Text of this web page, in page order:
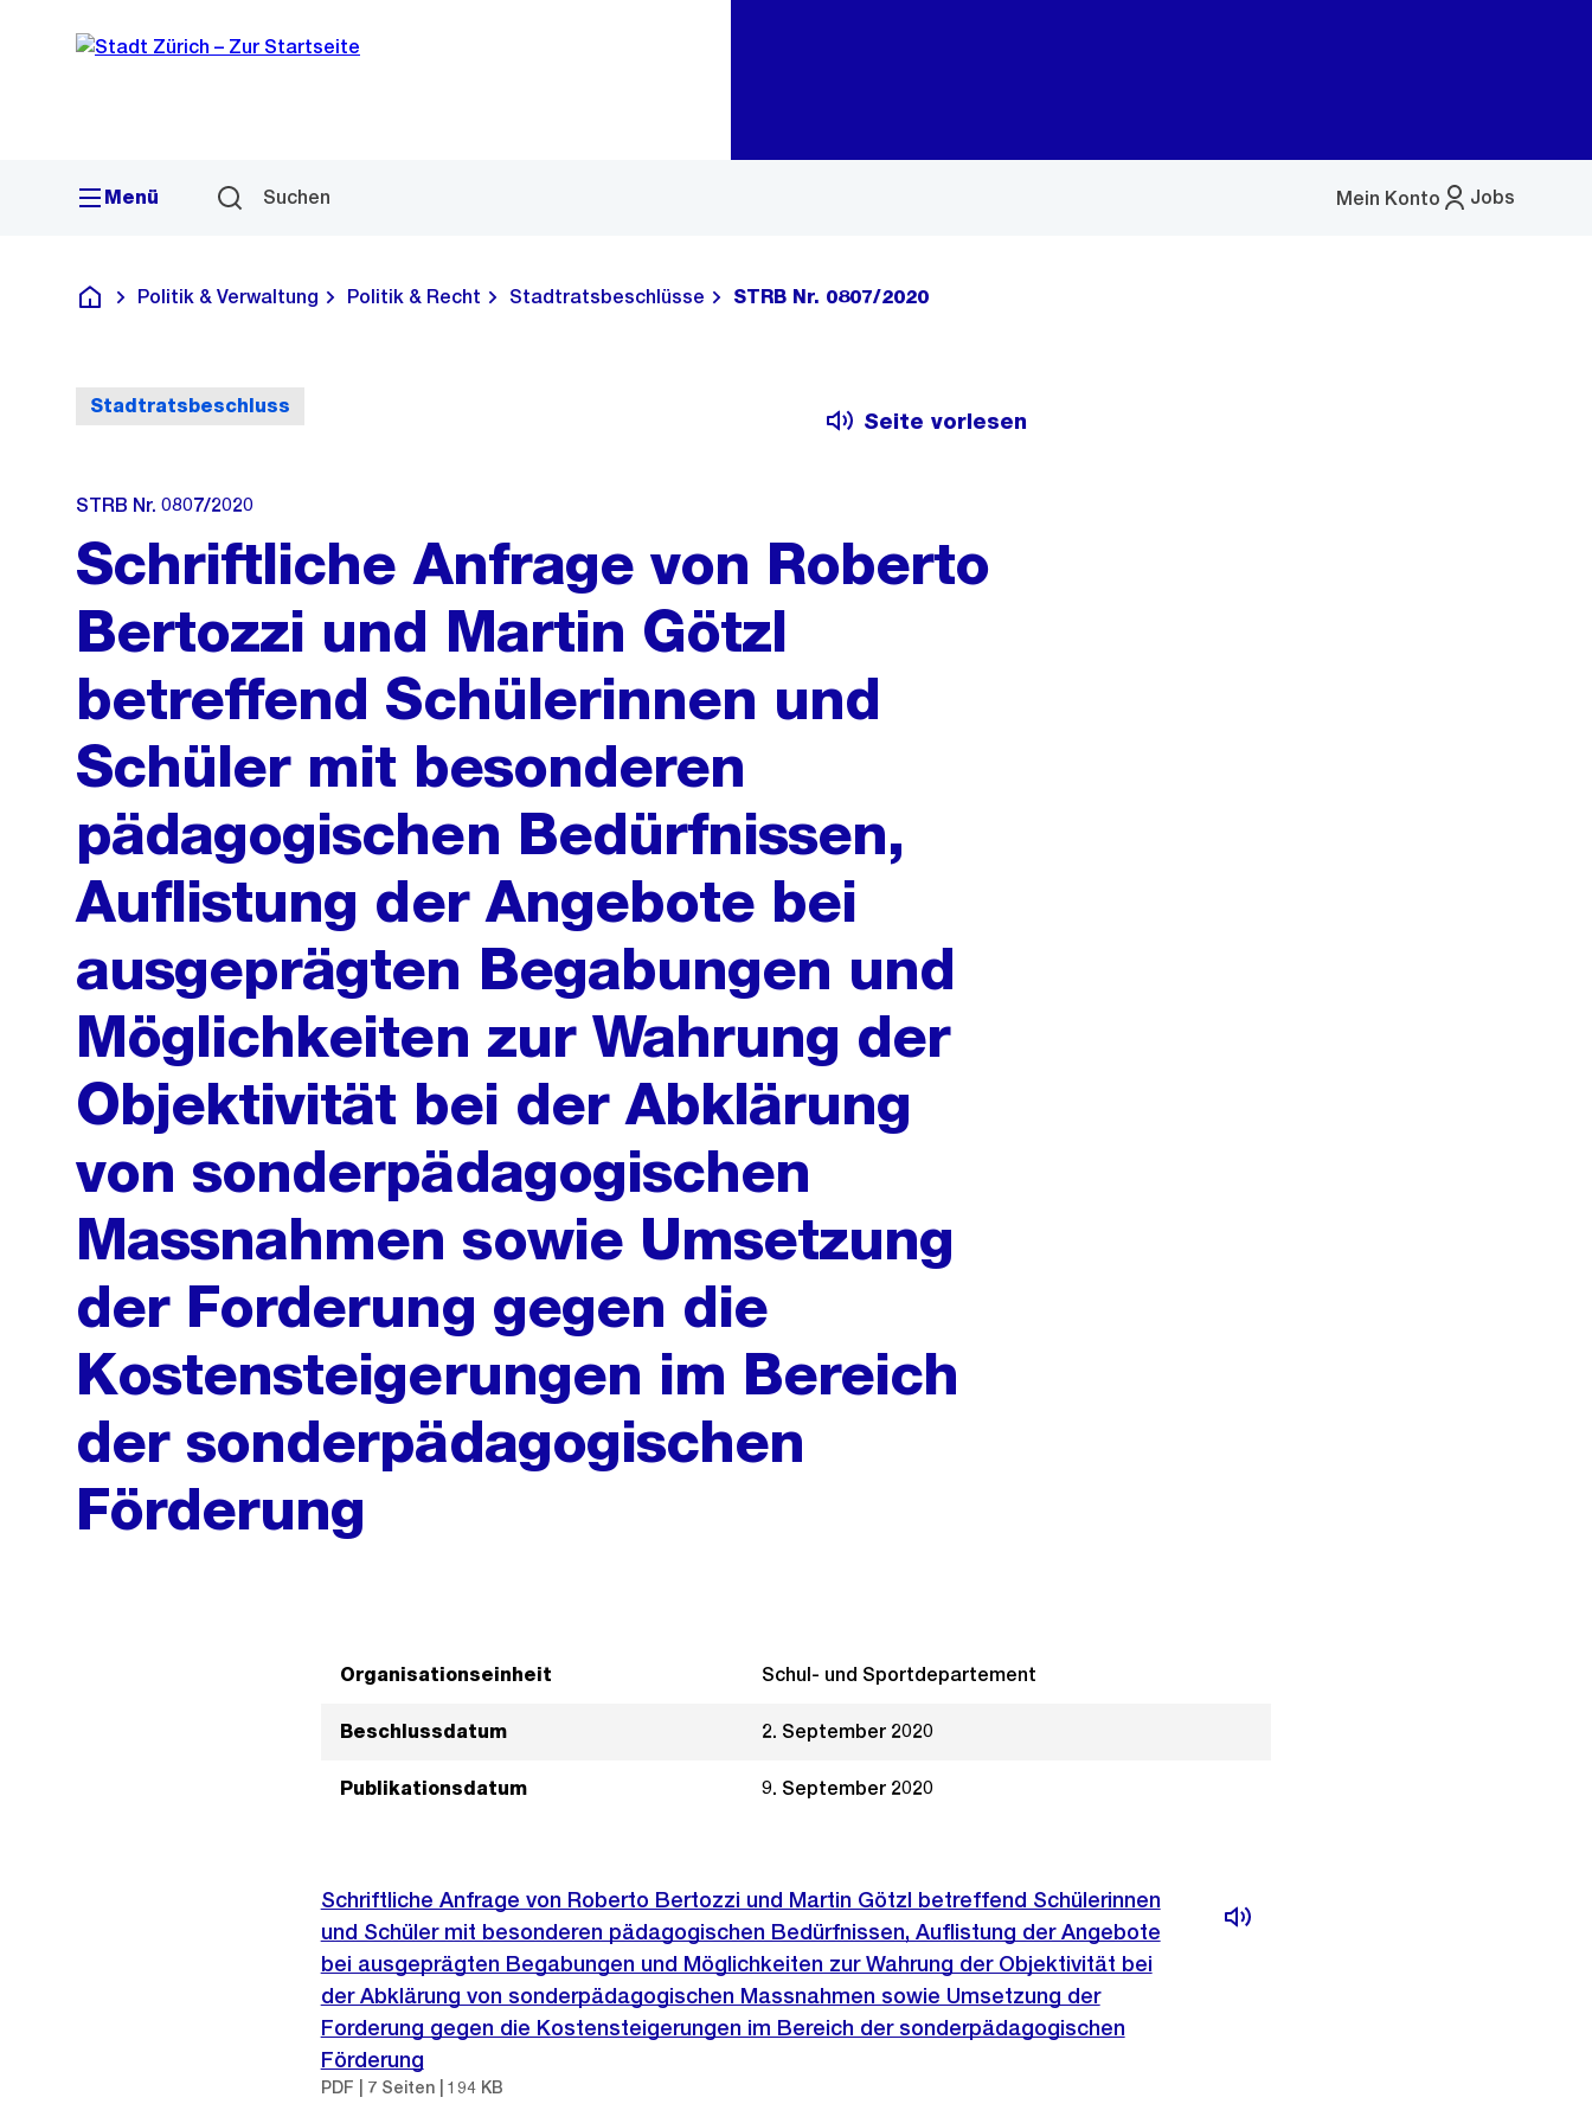
Navigation
Sprunglink
Menü Suchen Jobs
Mein Konto
Menü
Deutsch
Politik & Verwaltung Politik & Recht Stadtratsbeschlüsse STRB Nr. 0807/2020
Stadtratsbeschluss
Seite vorlesen
STRB Nr. 0807/2020
Schriftliche Anfrage von Roberto
Bertozzi und Martin Götzl
betreffend Schülerinnen und
Schüler mit besonderen
pädagogischen Bedürfnissen,
Auflistung der Angebote bei
ausgeprägten Begabungen und
Möglichkeiten zur Wahrung der
Objektivität bei der Abklärung
von sonderpädagogischen
Massnahmen sowie Umsetzung
der Forderung gegen die
Kostensteigerungen im Bereich
der sonderpädagogischen
Förderung
Organisationseinheit Schul- und Sportdepartement
Beschlussdatum 2. September 2020
Publikationsdatum 9. September 2020
Schriftliche Anfrage von Roberto Bertozzi und Martin Götzl betreffend Schülerinnen
und Schüler mit besonderen pädagogischen Bedürfnissen, Auflistung der Angebote
bei ausgeprägten Begabungen und Möglichkeiten zur Wahrung der Objektivität bei
der Abklärung von sonderpädagogischen Massnahmen sowie Umsetzung der
Forderung gegen die Kostensteigerungen im Bereich der sonderpädagogischen
Förderung
PDF | 7 Seiten | 194 KB